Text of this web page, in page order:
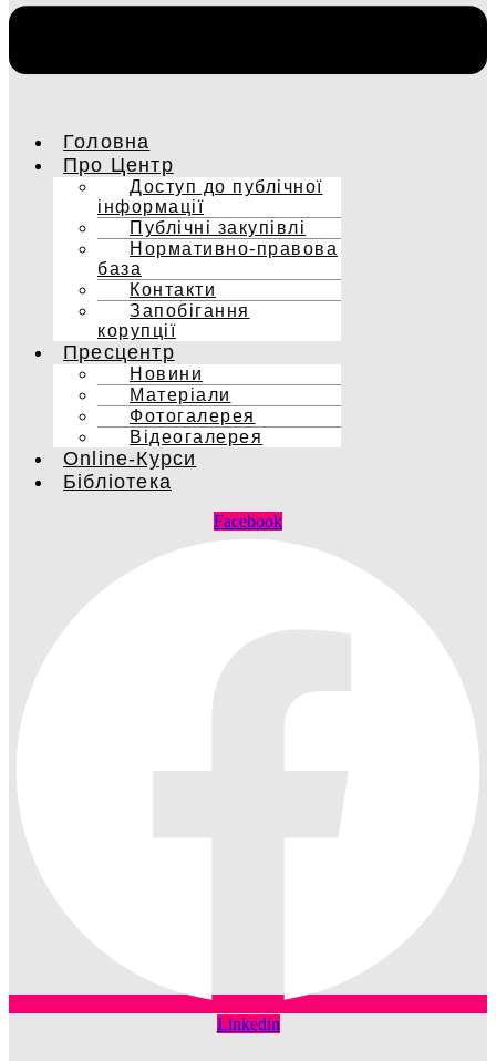
Головна
Про Центр
Доступ до публічної
інформації
Публічні закупівлі
Нормативно-правова
база
Контакти
Запобігання
корупції
Пресцентр
Новини
Матеріали
Фотогалерея
Відеогалерея
Online-Курси
Бібліотека
Facebook
Linkedin